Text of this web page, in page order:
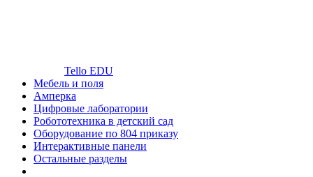
Tello EDU
Мебель и поля
Амперка
Цифровые лаборатории
Робототехника в детский сад
Оборудование по 804 приказу
Интерактивные панели
Остальные разделы